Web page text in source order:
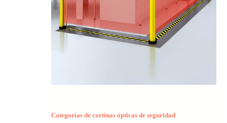
Categorías de cortinas ópticas de seguridad